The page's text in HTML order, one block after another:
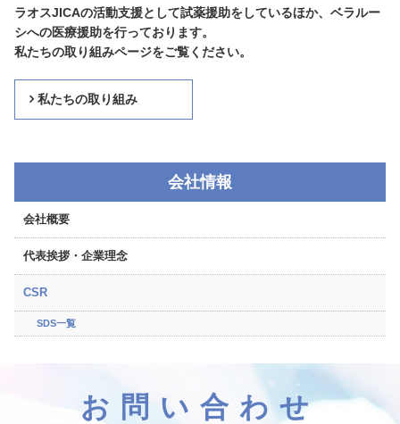
ラオスJICAの活動支援として試薬援助をしているほか、ベラルー
シへの医療援助を行っております。
私たちの取り組みページをご覧ください。
私たちの取り組み
会社情報
会社概要
代表挨拶・企業理念
CSR
SDS一覧
お問い合わせ